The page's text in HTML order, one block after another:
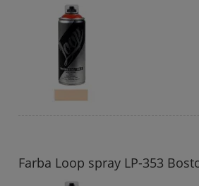
Farba Loop spray LP-353